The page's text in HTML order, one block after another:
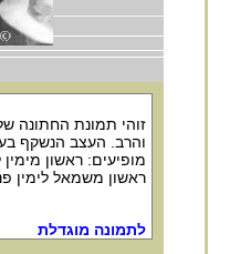
זוהי תמונת החתונה
והרב. העצב הנשקף
מופיעים: ראשון
ראשון משמאל לימין
לתמונה מוגדלת